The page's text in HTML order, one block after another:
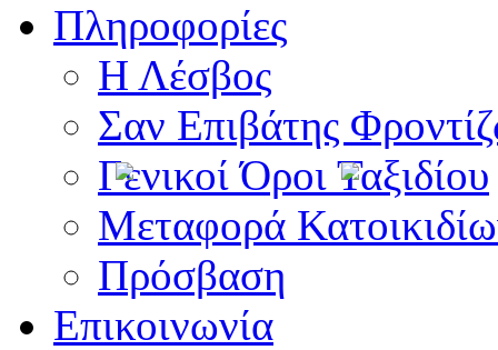
Πληροφορίες
Η Λέσβος
Σαν Επιβάτης
Γενικοί Όροι Ταξιδίου
Μεταφορά
Πρόσβαση
Επικοινωνία